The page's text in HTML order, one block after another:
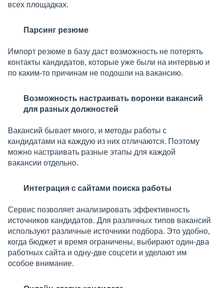
всех площадках.
Парсинг резюме
Импорт резюме в базу даст возможность не потерять
контакты кандидатов, которые уже были на интервью и
по каким-то причинам не подошли на вакансию.
Возможность настраивать воронки вакансий
для разных должностей
Вакансий бывает много, и методы работы с
кандидатами на каждую из них отличаются. Поэтому
можно настраивать разные этапы для каждой
вакансии отдельно.
Интеграция с сайтами поиска работы
Сервис позволяет анализировать эффективность
источников кандидатов. Для различных типов вакансий
используют различные источники подбора. Это удобно,
когда бюджет и время ограничены, выбирают один-два
работных сайта и одну-две соцсети и уделают им
особое внимание.